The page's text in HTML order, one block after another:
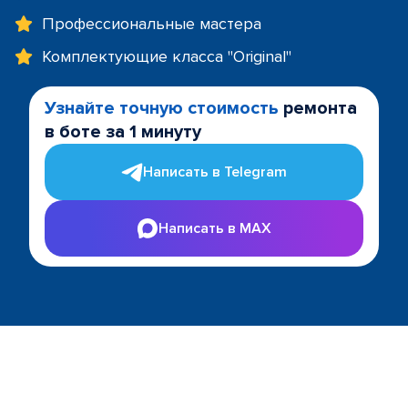
Профессиональные мастера
Комплектующие класса "Original"
Узнайте точную стоимость ремонта
в боте за 1 минуту
Написать в Telegram
Написать в MAX